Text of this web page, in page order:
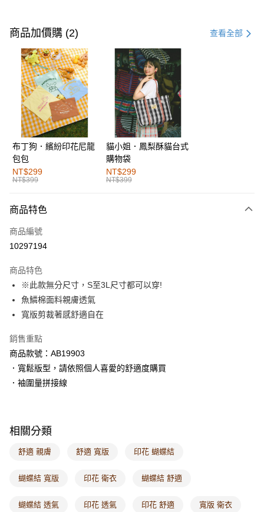
信用卡一次付款
購物金
超商取貨付款
LINE Pay
街口支付
運送方式
全家取貨付款
每筆NT$60，滿NT$1,000(含以上)免運費
付款後全家取貨
萊爾富取貨付款
付款後萊爾富取貨
每筆NT$60，滿NT$1,000(含以上)免運費
7-11取貨付款
每筆NT$60，滿NT$1,000(含以上)免運費
付款後7-11取貨
每筆NT$60，滿NT$1,000(含以上)免運費
付款後門市自取
每筆NT$60，滿NT$1,000(含以上)免運費
商品加價購 (2) 查看全部
布丁狗．繽紛印花尼龍
包包
NT$299
NT$399
貓小姐．鳳梨酥貓台式
購物袋
NT$299
NT$399
商品特色
商品編號
10297194
商品特色
※此款無分尺寸，S至3L尺寸都可以穿!
魚鱗棉面料親膚透氣
寬版剪裁著感舒適自在
銷售重點
商品款號：AB19903
．寬鬆版型，請依照個人喜愛的舒適度購買
．袖圍量拼接線
相關分類
舒適 親膚 舒適 寬版 印花 蝴蝶結
蝴蝶結 寬版 印花 衛衣 蝴蝶結 舒適
蝴蝶結 透氣 印花 透氣 印花 舒適 寬版 衛衣